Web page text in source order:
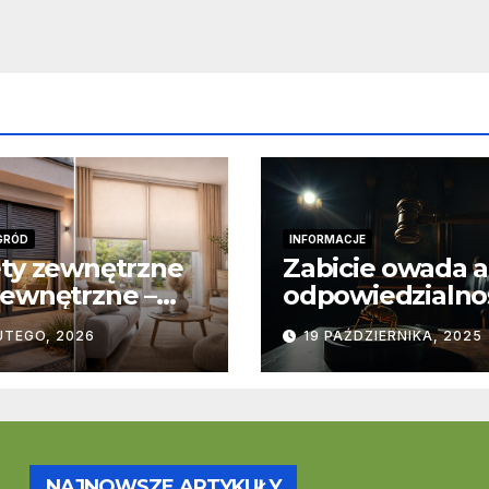
zewnętrzne
–
i
2026
INFORMACJE
Zabicie owada a
karna – jak
to w praktyce?
19 PAŹDZIERNIKA, 2025